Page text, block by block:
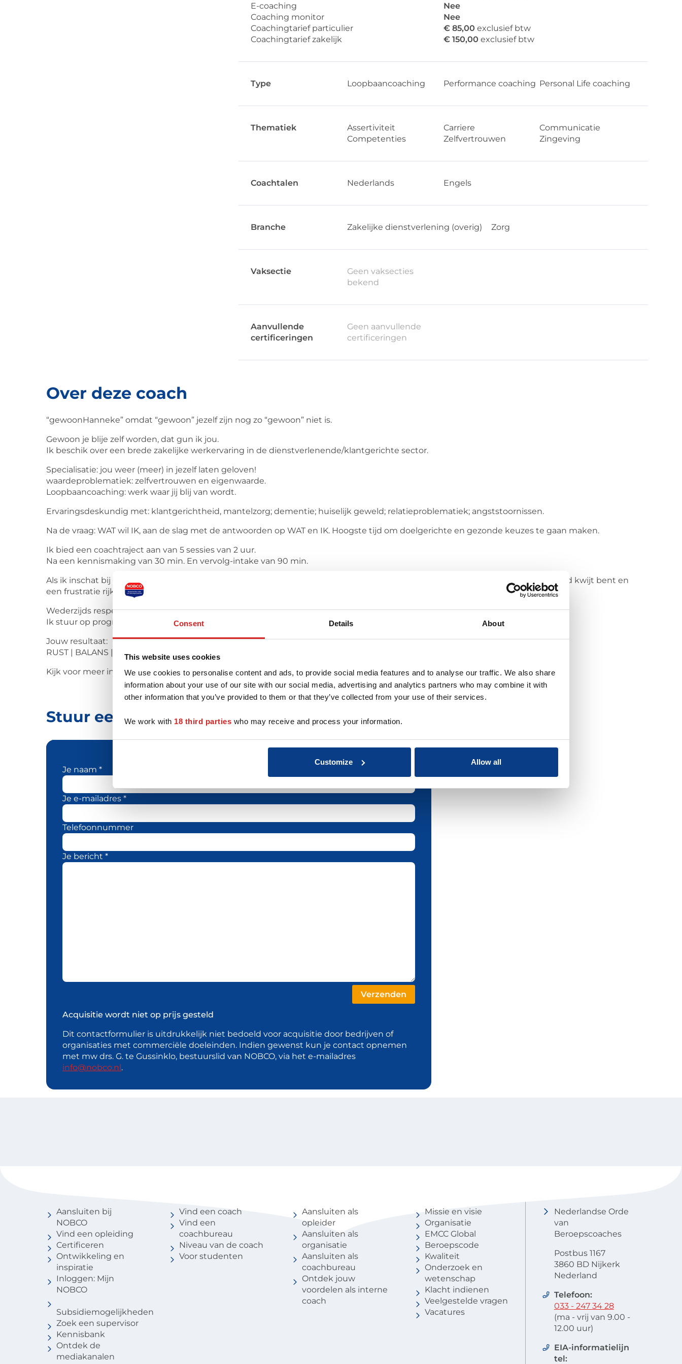
Consent Details About
This website uses cookies
We use cookies to personalise content and ads, to provide social media features and to analyse our traffic. We also share
information about your use of our site with our social media, advertising and analytics partners who may combine it with
other information that you’ve provided to them or that they’ve collected from your use of their services.
We work with 18 third parties who may receive and process your information.
Customize Allow all
E-coaching
Nee
Coaching monitor
Nee
Coachingtarief particulier
€ 85,00 exclusief btw
Coachingtarief zakelijk
€ 150,00 exclusief btw
Type Loopbaancoaching Performance coaching Personal Life coaching
Thematiek Assertiviteit Carriere
Communicatie
Competenties
Zelfvertrouwen Zingeving
Coachtalen Nederlands Engels
Branche Zakelijke dienstverlening (overig) Zorg
Vaksectie
Geen vaksecties
bekend
Aanvullende
certificeringen
Geen aanvullende
certificeringen
Over deze coach
“gewoonHanneke” omdat “gewoon” jezelf zijn nog zo “gewoon” niet is.
Gewoon je blije zelf worden, dat gun ik jou.
Ik beschik over een brede zakelijke werkervaring in de dienstverlenende/klantgerichte sector.
Specialisatie: jou weer (meer) in jezelf laten geloven!
waardeproblematiek: zelfvertrouwen en eigenwaarde.
Loopbaancoaching: werk waar jij blij van wordt.
Ervaringsdeskundig met: klantgerichtheid, mantelzorg; dementie; huiselijk geweld; relatieproblematiek; angststoornissen.
Na de vraag: WAT wil IK, aan de slag met de antwoorden op WAT en IK. Hoogste tijd om doelgerichte en gezonde keuzes te gaan maken.
Ik bied een coachtraject aan van 5 sessies van 2 uur.
Na een kennismaking van 30 min. En vervolg-intake van 90 min.
Als ik inschat bij de intake, dat het een specialistische hulpvraag blijkt te zijn, dan verwijs ik jou door. Ik wil niet dat jij je tijd en geld kwijt bent en
een frustratie rijker. Ook voor mezelf niet.
Wederzijds respect en transparantie vind ik belangrijk.
Ik stuur op progressie en verwacht van jou genoeg inzet.
Jouw resultaat:
RUST | BALANS | (ZELF)VERTROUWEN | TROTS | PLEZIER | ENERGIE
Kijk voor meer info op mijn website: gewoonhanneke.nl
Stuur een bericht naar deze coach
Je naam *
Je e-mailadres *
Telefoonnummer
Je bericht *
Acquisitie wordt niet op prijs gesteld
Dit contactformulier is uitdrukkelijk niet bedoeld voor acquisitie door bedrijven of
organisaties met commerciële doeleinden. Indien gewenst kun je contact opnemen
met mw drs. G. te Gussinklo, bestuurslid van NOBCO, via het e-mailadres
info@nobco.nl .
Aansluiten bij
NOBCO
Vind een opleiding
Certificeren
Ontwikkeling en
inspiratie
Inloggen: Mijn
NOBCO
Subsidiemogelijkheden
Zoek een supervisor
Kennisbank
Ontdek de
mediakanalen
Vind een coach
Vind een
coachbureau
Niveau van de coach
Voor studenten
Aansluiten als
opleider
Aansluiten als
organisatie
Aansluiten als
coachbureau
Ontdek jouw
voordelen als interne
coach
Missie en visie
Organisatie
EMCC Global
Beroepscode
Kwaliteit
Onderzoek en
wetenschap
Klacht indienen
Veelgestelde vragen
Vacatures
Nederlandse Orde
van
Beroepscoaches
Postbus 1167
3860 BD Nijkerk
Nederland
Telefoon:
033 - 247 34 28
(ma - vrij van 9.00 -
12.00 uur)
EIA-informatielijn
tel: